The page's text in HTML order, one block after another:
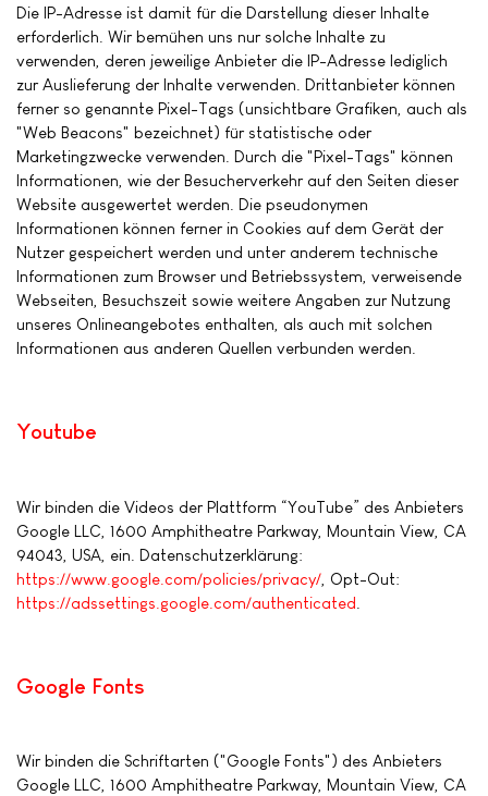
Die IP-Adresse ist damit für die Darstellung dieser Inhalte
erforderlich. Wir bemühen uns nur solche Inhalte zu
verwenden, deren jeweilige Anbieter die IP-Adresse lediglich
zur Auslieferung der Inhalte verwenden. Drittanbieter können
ferner so genannte Pixel-Tags (unsichtbare Grafiken, auch als
"Web Beacons" bezeichnet) für statistische oder
Marketingzwecke verwenden. Durch die "Pixel-Tags" können
Informationen, wie der Besucherverkehr auf den Seiten dieser
Website ausgewertet werden. Die pseudonymen
Informationen können ferner in Cookies auf dem Gerät der
Nutzer gespeichert werden und unter anderem technische
Informationen zum Browser und Betriebssystem, verweisende
Webseiten, Besuchszeit sowie weitere Angaben zur Nutzung
unseres Onlineangebotes enthalten, als auch mit solchen
Informationen aus anderen Quellen verbunden werden.
Youtube
Wir binden die Videos der Plattform “YouTube” des Anbieters
Google LLC, 1600 Amphitheatre Parkway, Mountain View, CA
94043, USA, ein. Datenschutzerklärung:
https://www.google.com/policies/privacy/ , Opt-Out:
https://adssettings.google.com/authenticated
Google Fonts
Wir binden die Schriftarten ("Google Fonts") des Anbieters
Google LLC, 1600 Amphitheatre Parkway, Mountain View, CA